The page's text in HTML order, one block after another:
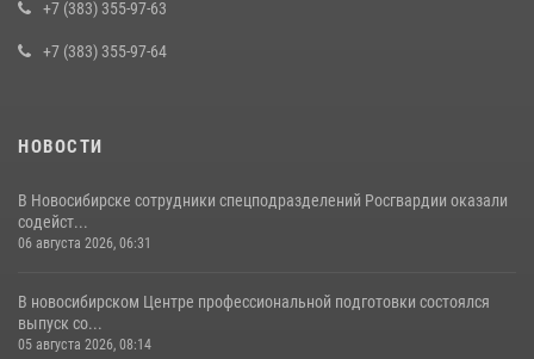
в сфере страхования
29 июля 2026, 05:19
+7 (383) 355-97-63
+7 (383) 355-97-64
НОВОСТИ
В Новосибирске сотрудники спецподразделений Росгвардии оказали
содейст...
06 августа 2026, 06:31
В новосибирском Центре профессиональной подготовки состоялся
выпуск со...
05 августа 2026, 08:14